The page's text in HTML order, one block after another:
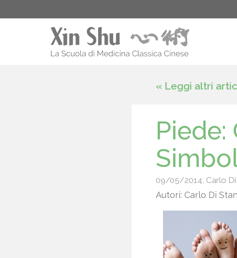
« Leggi altri
Piede:
09/05/2014 Carlo
Autori: Carlo Di